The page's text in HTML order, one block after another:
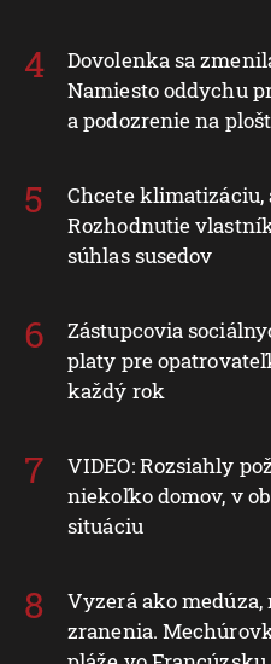
Dovolenka sa
Namiesto oddychu
a podozrenie na
Chcete
Rozhodnutie
súhlas susedov
Zástupcovia
platy pre
každý rok
VIDEO: Rozsiahly
niekoľko domov, v
situáciu
Vyzerá ako medúza,
zranenia.